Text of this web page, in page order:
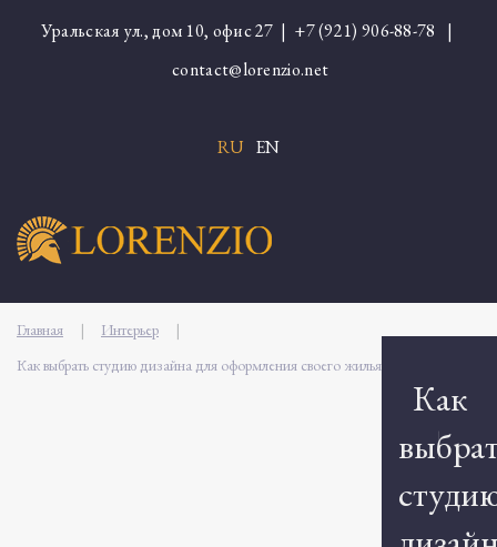
Уральская ул., дом 10, офис 27 | +7 (921) 906-88-78 |
contact@lorenzio.net
RU EN
Главная | Интерьер
|
Как выбрать студию дизайна для оформления своего жилья
Как